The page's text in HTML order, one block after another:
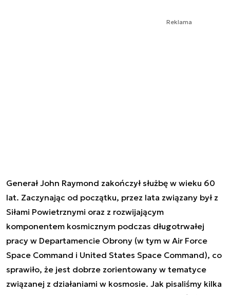
Reklama
Generał John Raymond zakończył służbę w wieku 60
lat. Zaczynając od początku, przez lata związany był z
Siłami Powietrznymi oraz z rozwijającym
komponentem kosmicznym podczas długotrwałej
pracy w Departamencie Obrony (w tym w Air Force
Space Command i United States Space Command), co
sprawiło, że jest dobrze zorientowany w tematyce
związanej z działaniami w kosmosie. Jak pisaliśmy kilka